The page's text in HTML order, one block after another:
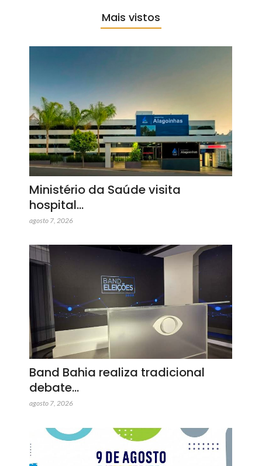
Mais vistos
Ministério da Saúde visita
hospital…
agosto 7, 2026
Band Bahia realiza tradicional
debate…
agosto 7, 2026